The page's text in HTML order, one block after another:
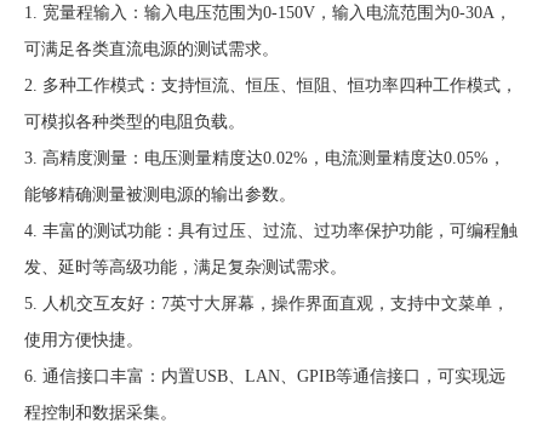
1. 宽量程输入：输入电压范围为0-150V，输入电流范围为0-30A，
可满足各类直流电源的测试需求。
2. 多种工作模式：支持恒流、恒压、恒阻、恒功率四种工作模式，
可模拟各种类型的电阻负载。
3. 高精度测量：电压测量精度达0.02%，电流测量精度达0.05%，
能够精确测量被测电源的输出参数。
4. 丰富的测试功能：具有过压、过流、过功率保护功能，可编程触
发、延时等高级功能，满足复杂测试需求。
5. 人机交互友好：7英寸大屏幕，操作界面直观，支持中文菜单，
使用方便快捷。
6. 通信接口丰富：内置USB、LAN、GPIB等通信接口，可实现远
程控制和数据采集。